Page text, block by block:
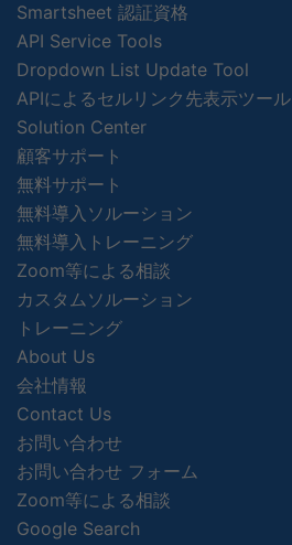
Smartsheet 認証資格
API Service Tools
Dropdown List Update Tool
APIによるセルリンク先表示ツール
Solution Center
顧客サポート
無料サポート
無料導入ソルーション
無料導入トレーニング
Zoom等による相談
カスタムソルーション
トレーニング
About Us
会社情報
Contact Us
お問い合わせ
お問い合わせ フォーム
Zoom等による相談
Google Search